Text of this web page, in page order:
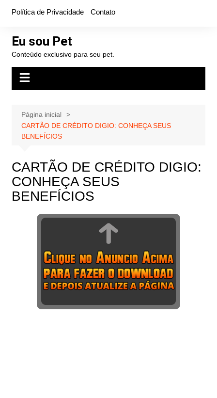
conteúdo
Política de Privacidade Contato
Eu sou Pet
Conteúdo exclusivo para seu pet.
Página inicial
CARTÃO DE CRÉDITO DIGIO: CONHEÇA SEUS
BENEFÍCIOS
CARTÃO DE CRÉDITO DIGIO:
CONHEÇA SEUS
BENEFÍCIOS